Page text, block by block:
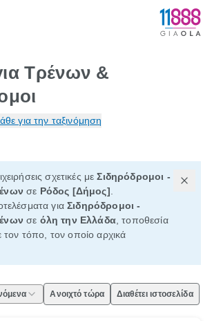
Τρένων &
για την ταξινόμηση
σχετικές μεΣιδηρόδρομοι -
σε Ρόδος [Δήμος]
γιαΣιδηρόδρομοι -
σε όλη την Ελλάδα, τοποθεσία
τον τόπο, τον οποίο αρχικά
Ανοιχτό τώρα Διαθέτει ιστοσελίδα